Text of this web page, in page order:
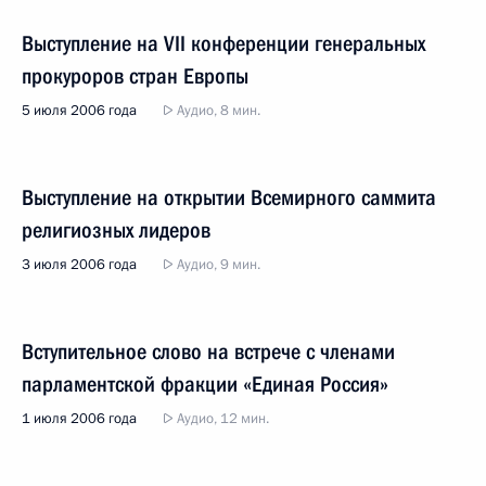
Выступление на VII конференции генеральных
прокуроров стран Европы
5 июля 2006 года Аудио, 8 мин.
Выступление на открытии Всемирного саммита
религиозных лидеров
3 июля 2006 года Аудио, 9 мин.
Вступительное слово на встрече с членами
парламентской фракции «Единая Россия»
1 июля 2006 года Аудио, 12 мин.